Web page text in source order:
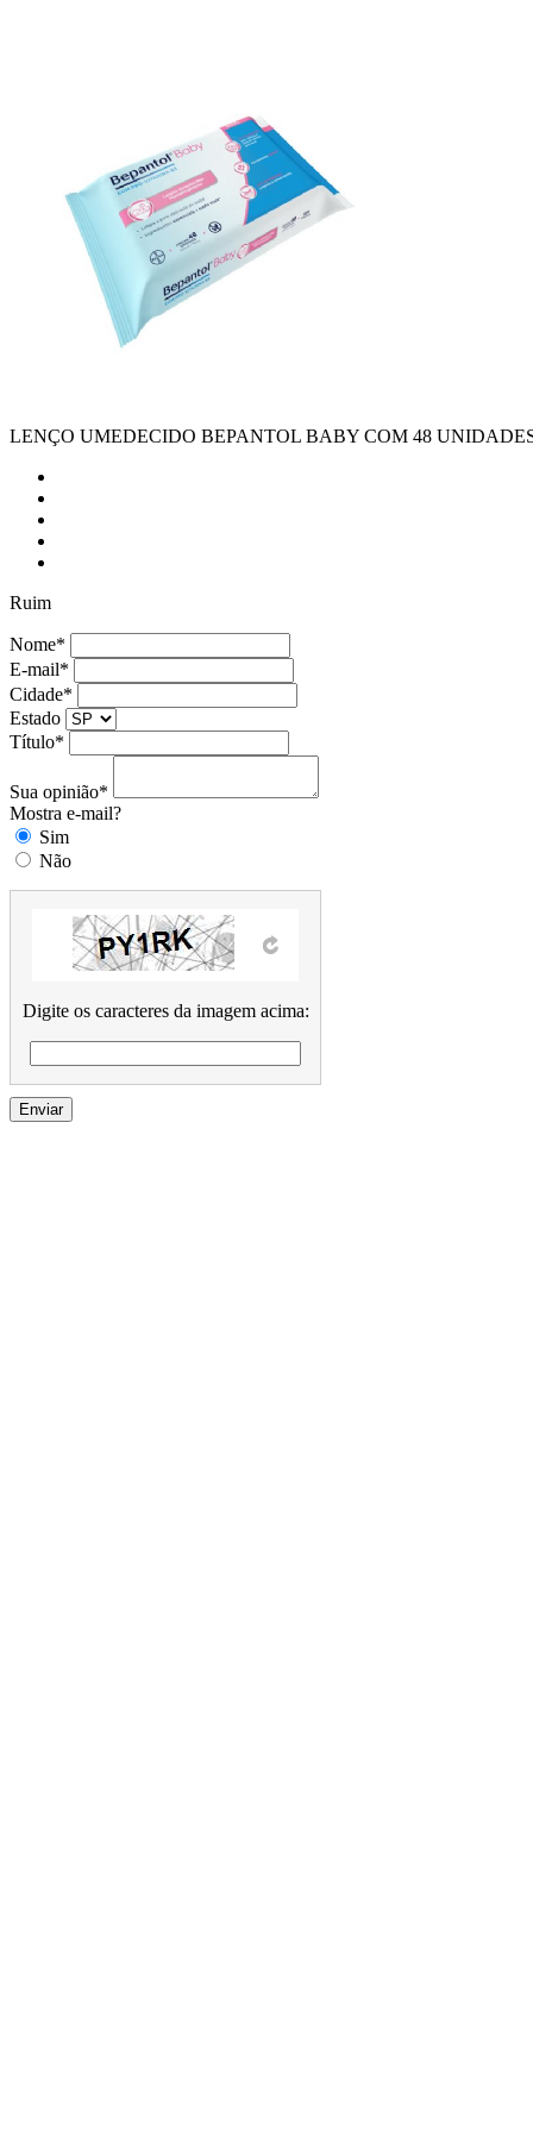
LENÇO UMEDECIDO BEPANTOL BABY COM 48
Ruim
Nome*
E-mail*
Cidade*
Estado
Título*
Sua opinião*
Mostra e-mail?
Sim
Não
Digite os caracteres da imagem acima: